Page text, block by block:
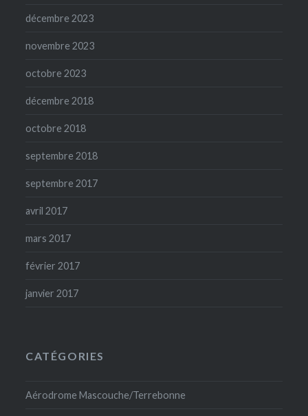
décembre 2023
novembre 2023
octobre 2023
décembre 2018
octobre 2018
septembre 2018
septembre 2017
avril 2017
mars 2017
février 2017
janvier 2017
CATÉGORIES
Aérodrome Mascouche/Terrebonne